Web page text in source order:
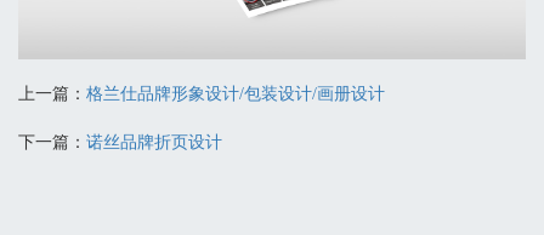
上一篇： 格兰仕品牌形象设计/包装设计/画册设计
下一篇： 诺丝品牌折页设计